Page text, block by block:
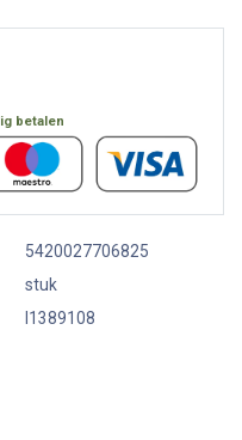
betalen
5420027706825
stuk
I1389108